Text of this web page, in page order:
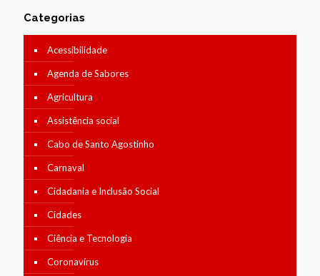
Categorias
Acessibilidade
Agenda de Sabores
Agricultura
Assistência social
Cabo de Santo Agostinho
Carnaval
Cidadania e Inclusão Social
Cidades
Ciência e Tecnologia
Coronavírus